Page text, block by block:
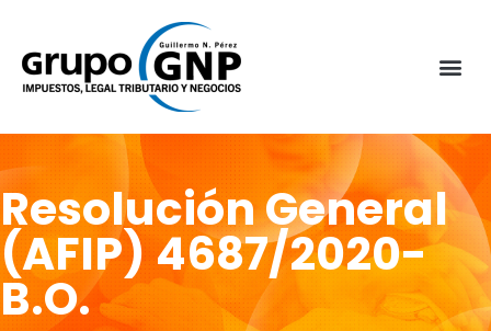
Resolución General
(AFIP) 4687/2020-
B.O.